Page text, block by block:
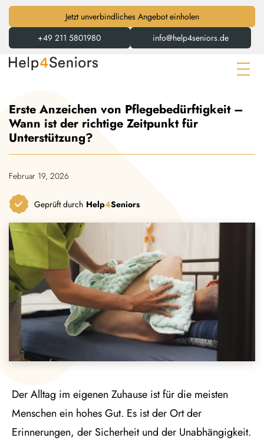
Jetzt unverbindliches Angebot einholen
+49 211 5801980
info@help4seniors.de
Erste Anzeichen von Pflegebedürftigkeit –
Wann ist der richtige Zeitpunkt für
Unterstützung?
Februar 19, 2026
Geprüft durch Help4Seniors
Der Alltag im eigenen Zuhause ist für die meisten
Menschen ein hohes Gut. Es ist der Ort der
Erinnerungen, der Sicherheit und der Unabhängigkeit.